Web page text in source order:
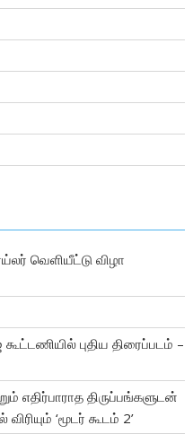
வெளியீட்டு விழா
புதிய திரைப்படம் –
எதிர்பாராத திருப்பங்களுடன்
‘மூடர் கூடம் 2’